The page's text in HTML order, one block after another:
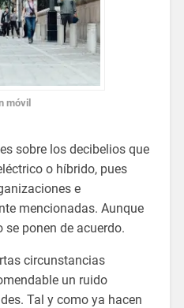
móvil
sobre los decibelios que
o híbrido, pues
e
mencionadas. Aunque
ponen de acuerdo.
circunstancias
un ruido
Tal y como ya hacen